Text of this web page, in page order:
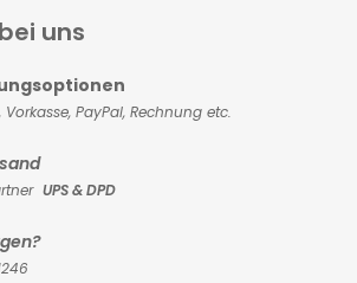
uns
PayPal, Rechnung etc.
UPS & DPD